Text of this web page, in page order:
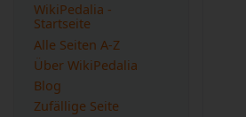
WikiPedalia -
Startseite
Alle Seiten A-Z
Über WikiPedalia
Blog
Zufällige Seite